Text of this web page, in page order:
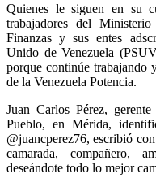
Quienes le siguen en su
trabajadores del
Finanzas y sus entes
Unido de Venezuela
porque continúe trabajando
de la Venezuela Potencia.
Juan Carlos Pérez,
Pueblo, en Mérida,
@juancperez76, escribió
camarada, compañero,
deseándote todo lo mejor